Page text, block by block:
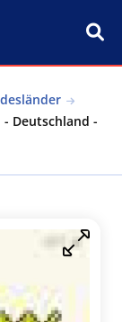
Deutschland -